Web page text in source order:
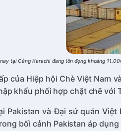
tại Cảng Karachi đang tồn đọng khoảng
của Hiệp hội Chè Việt Nam
khẩu phối hợp chặt chẽ
Pakistan và Đại sứ quán
bối cảnh Pakistan áp